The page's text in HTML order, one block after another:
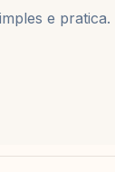
e pratica.